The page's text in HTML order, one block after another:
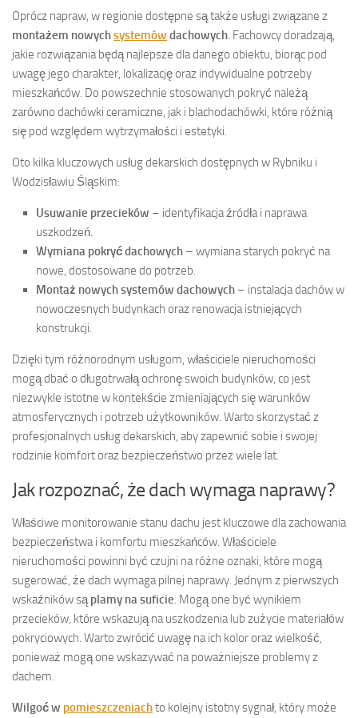
Oprócz napraw, w regionie dostępne są także usługi związane z
montażem nowychsystemów dachowych . Fachowcy doradzają,
jakie rozwiązania będą najlepsze dla danego obiektu, biorąc pod
uwagę jego charakter, lokalizację oraz indywidualne potrzeby
mieszkańców. Do powszechnie stosowanych pokryć należą
zarówno dachówki ceramiczne, jak i blachodachówki, które różnią
się pod względem wytrzymałości i estetyki.
Oto kilka kluczowych usług dekarskich dostępnych w Rybniku i
Wodzisławiu Śląskim:
Usuwanie przecieków – identyfikacja źródła i naprawa
uszkodzeń.
Wymiana pokryć dachowych – wymiana starych pokryć na
nowe, dostosowane do potrzeb.
Montaż nowych systemów dachowych – instalacja dachów w
nowoczesnych budynkach oraz renowacja istniejących
konstrukcji.
Dzięki tym różnorodnym usługom, właściciele nieruchomości
mogą dbać o długotrwałą ochronę swoich budynków, co jest
niezwykle istotne w kontekście zmieniających się warunków
atmosferycznych i potrzeb użytkowników. Warto skorzystać z
profesjonalnych usług dekarskich, aby zapewnić sobie i swojej
rodzinie komfort oraz bezpieczeństwo przez wiele lat.
Jak rozpoznać, że dach wymaga naprawy?
Właściwe monitorowanie stanu dachu jest kluczowe dla zachowania
bezpieczeństwa i komfortu mieszkańców. Właściciele
nieruchomości powinni być czujni na różne oznaki, które mogą
sugerować, że dach wymaga pilnej naprawy. Jednym z pierwszych
wskaźników są plamy na suficie . Mogą one być wynikiem
przecieków, które wskazują na uszkodzenia lub zużycie materiałów
pokryciowych. Warto zwrócić uwagę na ich kolor oraz wielkość,
ponieważ mogą one wskazywać na poważniejsze problemy z
dachem.
Wilgoć w pomieszczeniachto kolejny istotny sygnał, który może